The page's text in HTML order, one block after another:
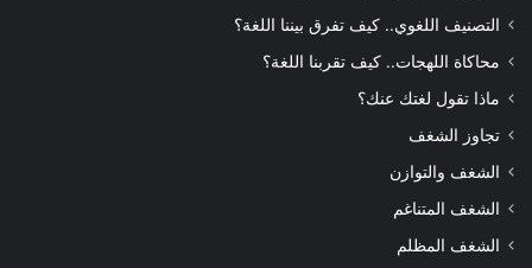
التصنيف اللغوي.. كيف تفرق بيننا اللغة؟
محاكاة اللهجات.. كيف تقربنا اللغة؟
ماذا تقول لغتك عنك؟
تجاوز الشغف
الشغف والتوازن
الشغف المتناغم
الشغف المظلم